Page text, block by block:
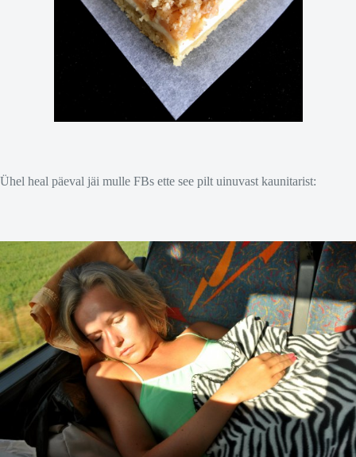
Ühel heal päeval jäi mulle FBs ette see pilt uinuvast kaunitarist: